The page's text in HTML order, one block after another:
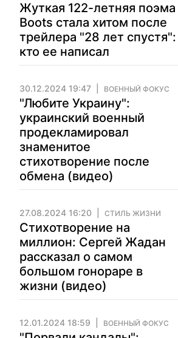
Жуткая 122-летняя поэма
Boots стала хитом после
трейлера "28 лет спустя":
кто ее написал
30.12.2024 19:47 ВОЕННЫЙ ФОКУС
"Любите Украину":
украинский военный
продекламировал
знаменитое
стихотворение после
обмена (видео)
27.08.2024 16:20 СТИЛЬ ЖИЗНИ
Стихотворение на
миллион: Сергей Жадан
рассказал о самом
большом гонораре в
жизни (видео)
12.01.2024 18:59 ВОЕННЫЙ ФОКУС